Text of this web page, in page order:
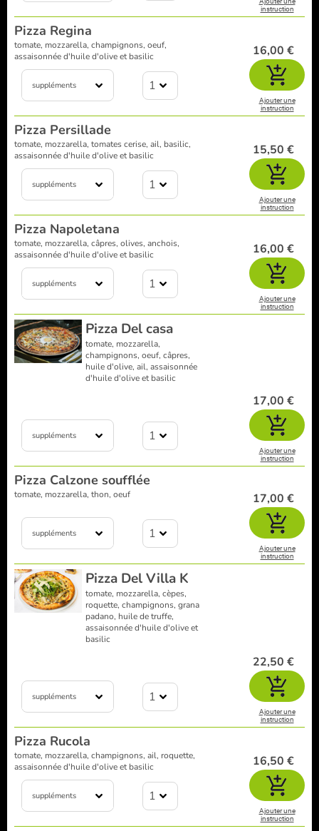
instruction
Pizza Regina
tomate, mozzarella, champignons, oeuf,
assaisonnée d'huile d'olive et basilic
suppléments 1
16,00 €
Ajouter une
instruction
Pizza Persillade
tomate, mozzarella, tomates cerise, ail, basilic,
assaisonnée d'huile d'olive et basilic
suppléments 1
15,50 €
Ajouter une
instruction
Pizza Napoletana
tomate, mozzarella, câpres, olives, anchois,
assaisonnée d'huile d'olive et basilic
suppléments 1
16,00 €
Ajouter une
instruction
Pizza Del casa
tomate, mozzarella,
champignons, oeuf, câpres,
huile d'olive, ail, assaisonnée
d'huile d'olive et basilic
suppléments 1
17,00 €
Ajouter une
instruction
Pizza Calzone soufflée
tomate, mozzarella, thon, oeuf
suppléments 1
17,00 €
Ajouter une
instruction
Pizza Del Villa K
tomate, mozzarella, cèpes,
roquette, champignons, grana
padano, huile de truffe,
assaisonnée d'huile d'olive et
basilic
suppléments 1
22,50 €
Ajouter une
instruction
Pizza Rucola
tomate, mozzarella, champignons, ail, roquette,
assaisonnée d'huile d'olive et basilic
suppléments 1
16,50 €
Ajouter une
instruction